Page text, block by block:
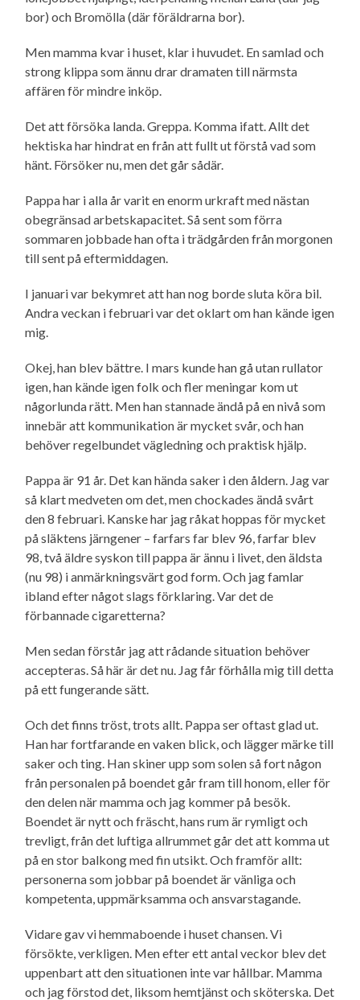
bor) och Bromölla (där föräldrarna bor).
Men mamma kvar i huset, klar i huvudet. En samlad och
strong klippa som ännu drar dramaten till närmsta
affären för mindre inköp.
Det att försöka landa. Greppa. Komma ifatt. Allt det
hektiska har hindrat en från att fullt ut förstå vad som
hänt. Försöker nu, men det går sådär.
Pappa har i alla år varit en enorm urkraft med nästan
obegränsad arbetskapacitet. Så sent som förra
sommaren jobbade han ofta i trädgården från morgonen
till sent på eftermiddagen.
I januari var bekymret att han nog borde sluta köra bil.
Andra veckan i februari var det oklart om han kände igen
mig.
Okej, han blev bättre. I mars kunde han gå utan rullator
igen, han kände igen folk och fler meningar kom ut
någorlunda rätt. Men han stannade ändå på en nivå som
innebär att kommunikation är mycket svår, och han
behöver regelbundet vägledning och praktisk hjälp.
Pappa är 91 år. Det kan hända saker i den åldern. Jag var
så klart medveten om det, men chockades ändå svårt
den 8 februari. Kanske har jag råkat hoppas för mycket
på släktens järngener – farfars far blev 96, farfar blev
98, två äldre syskon till pappa är ännu i livet, den äldsta
(nu 98) i anmärkningsvärt god form. Och jag famlar
ibland efter något slags förklaring. Var det de
förbannade cigaretterna?
Men sedan förstår jag att rådande situation behöver
accepteras. Så här är det nu. Jag får förhålla mig till detta
på ett fungerande sätt.
Och det finns tröst, trots allt. Pappa ser oftast glad ut.
Han har fortfarande en vaken blick, och lägger märke till
saker och ting. Han skiner upp som solen så fort någon
från personalen på boendet går fram till honom, eller för
den delen när mamma och jag kommer på besök.
Boendet är nytt och fräscht, hans rum är rymligt och
trevligt, från det luftiga allrummet går det att komma ut
på en stor balkong med fin utsikt. Och framför allt:
personerna som jobbar på boendet är vänliga och
kompetenta, uppmärksamma och ansvarstagande.
Vidare gav vi hemmaboende i huset chansen. Vi
försökte, verkligen. Men efter ett antal veckor blev det
uppenbart att den situationen inte var hållbar. Mamma
och jag förstod det, liksom hemtjänst och sköterska. Det